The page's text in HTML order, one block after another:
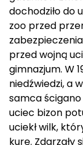
dochodziło do
zoo przed
przed wojną
gimnazjum. W
niedźwiedzi, a
samca ścigano
uciec bizon
uciekł wilk,
kurę. Zdarzały